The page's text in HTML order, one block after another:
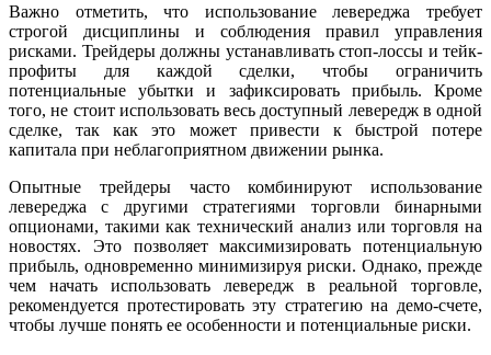
Важно отметить, что использование левереджа требует
строгой дисциплины и соблюдения правил управления
рисками. Трейдеры должны устанавливать стоп-лоссы и тейк-
профиты для каждой сделки, чтобы ограничить
потенциальные убытки и зафиксировать прибыль. Кроме
того, не стоит использовать весь доступный левередж в одной
сделке, так как это может привести к быстрой потере
капитала при неблагоприятном движении рынка.
Опытные трейдеры часто комбинируют использование
левереджа с другими стратегиями торговли бинарными
опционами, такими как технический анализ или торговля на
новостях. Это позволяет максимизировать потенциальную
прибыль, одновременно минимизируя риски. Однако, прежде
чем начать использовать левередж в реальной торговле,
рекомендуется протестировать эту стратегию на демо-счете,
чтобы лучше понять ее особенности и потенциальные риски.